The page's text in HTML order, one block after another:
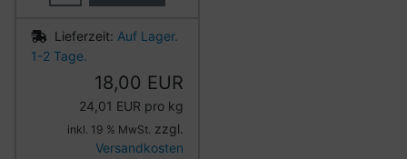
Lieferzeit: Auf Lager.
1-2 Tage.
18,00 EUR
24,01 EUR pro kg
inkl. 19 % MwSt. zzgl.
Versandkosten